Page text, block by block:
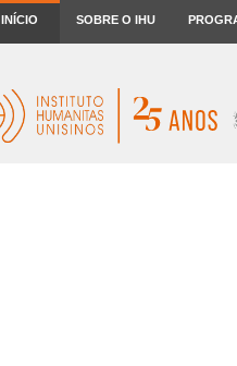
INÍCIO SOBRE O IHU